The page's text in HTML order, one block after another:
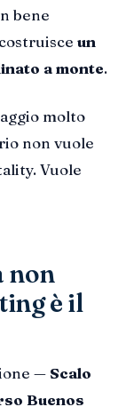
bene
un
a monte.
molto
non vuole
Vuole
non
è il
— Scalo
Buenos